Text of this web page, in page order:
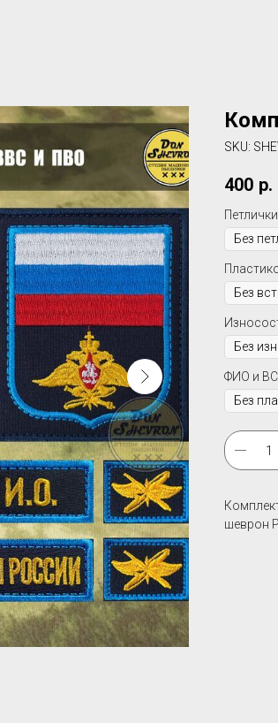
SKU:
400 р.
Петлички
ФИО и ВС
шеврон